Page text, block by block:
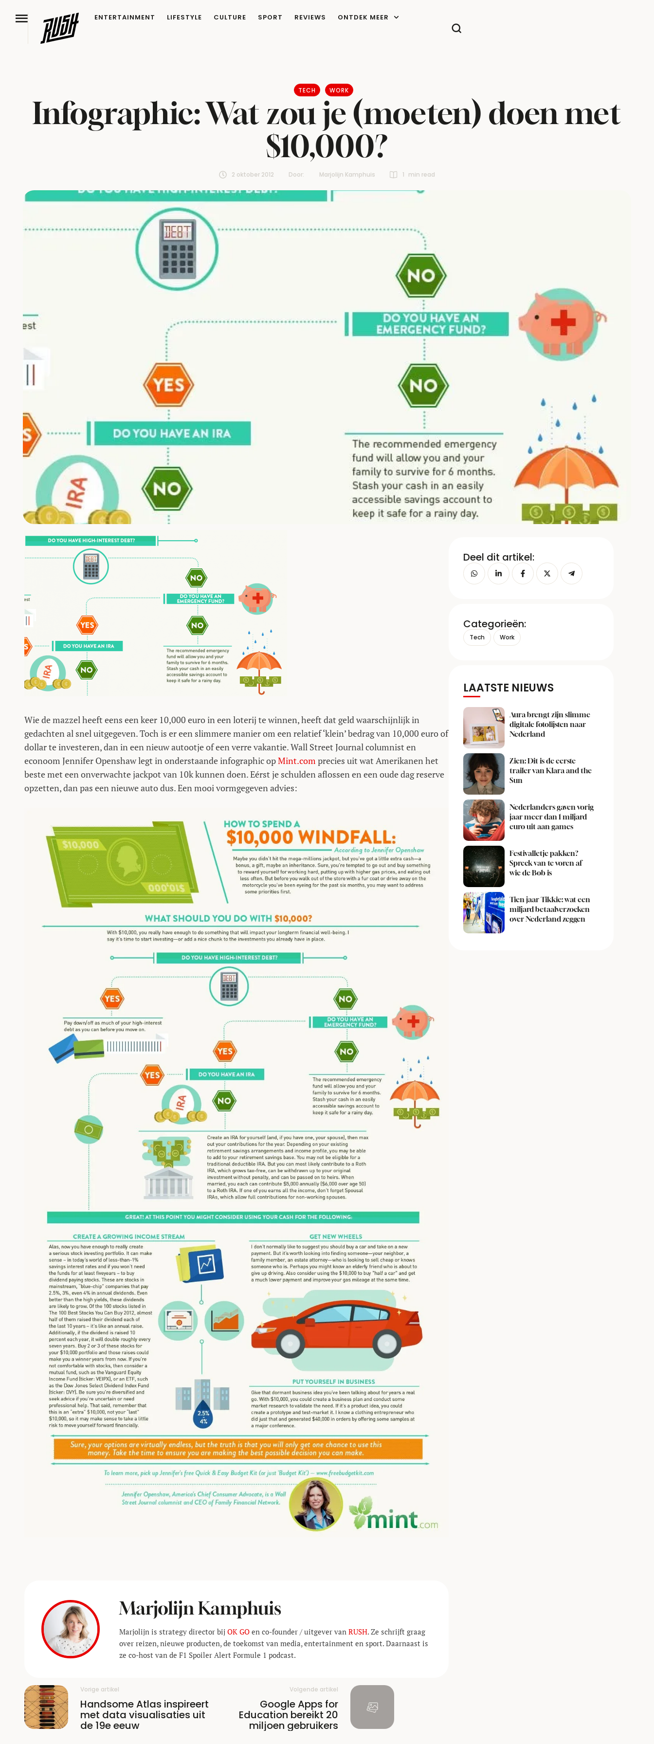
ENTERTAINMENT LIFESTYLE CULTURE SPORT REVIEWS ONTDEK MEER
TECH WORK
Infographic: Wat zou je (moeten) doen met
$10,000?
2 oktober 2012 Door: Marjolijn Kamphuis 1 min read
Wie de mazzel heeft eens een keer 10,000 euro in een loterij te winnen, heeft dat geld waarschijnlijk in
gedachten al snel uitgegeven. Toch is er een slimmere manier om een relatief ‘klein’ bedrag van 10,000 euro of
dollar te investeren, dan in een nieuw autootje of een verre vakantie. Wall Street Journal columnist en
econoom Jennifer Openshaw legt in onderstaande infographic opMint.comprecies uit wat Amerikanen het
beste met een onverwachte jackpot van 10k kunnen doen. Eérst je schulden aflossen en een oude dag reserve
opzetten, dan pas een nieuwe auto dus. Een mooi vormgegeven advies:
Marjolijn Kamphuis
Marjolijn is strategy director bijOK GO en co-founder / uitgever vanRUSH. Ze schrijft graag
over reizen, nieuwe producten, de toekomst van media, entertainment en sport. Daarnaast is
ze co-host van de F1 Spoiler Alert Formule 1 podcast.
Vorige artikel
Handsome Atlas inspireert
met data visualisaties uit
de 19e eeuw
Volgende artikel
Google Apps for
Education bereikt 20
miljoen gebruikers
Deel dit artikel:
Categorieën:
Tech Work
LAATSTE NIEUWS
Aura brengt zijn slimme
digitale fotolijsten naar
Nederland
Zien: Dit is de eerste
trailer van Klara and the
Sun
Nederlanders gaven vorig
jaar meer dan 1 miljard
euro uit aan games
Festivalletje pakken?
Spreek van te voren af
wie de Bob is
Tien jaar Tikkie: wat een
miljard betaalverzoeken
over Nederland zeggen